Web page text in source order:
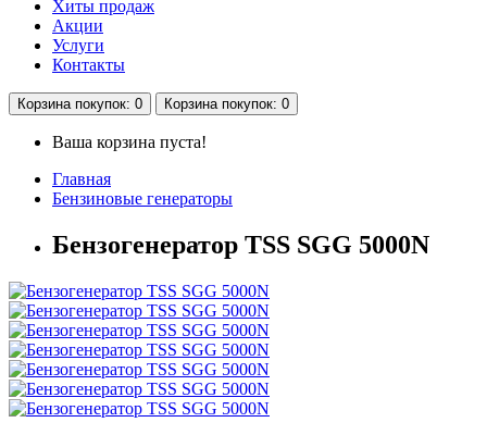
Хиты продаж
Акции
Услуги
Контакты
Корзинапокупок: 0 Корзинапокупок: 0
Ваша корзина пуста!
Главная
Бензиновые генераторы
Бензогенератор TSS SGG 5000N